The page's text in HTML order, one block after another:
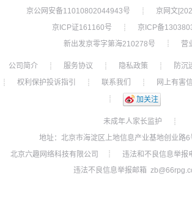
京公网安备11010802044943号 ┊ 京网文
京ICP证161160号
┊ 京ICP备
新出发京零字第海210278号
┊ 营
公司简介 ┊ 服务协议 ┊ 隐私政策 ┊ 防沉
┊
权利保护投诉指引 ┊ 联系我们 ┊ 网上有害
┊
加关注
未成年人家长监护
┊
地址：北京市海淀区上地信息产业基地创业路
北京六趣网络科技有限公司
┊ 违法和不良信息举
违法不良信息举报邮箱